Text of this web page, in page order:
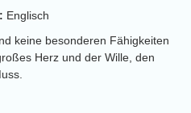
Englisch
keine besonderen Fähigkeiten
Herz und der Wille, den